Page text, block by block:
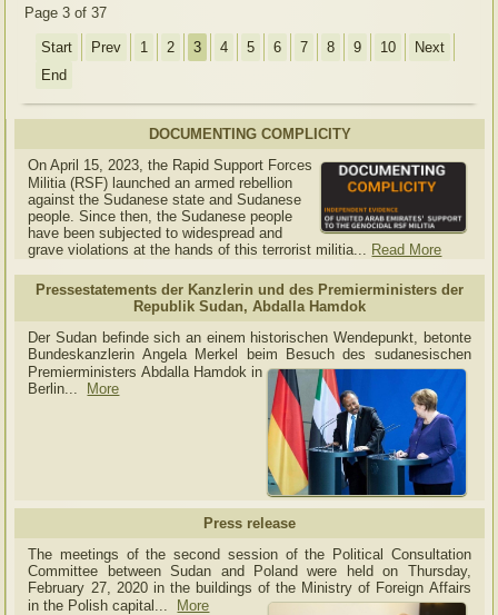
Page 3 of 37
Start Prev 1 2 3 4 5 6 7 8 9 10
Next
End
DOCUMENTING COMPLICITY
On April 15, 2023, the Rapid Support Forces
Militia (RSF) launched an armed rebellion
against the Sudanese state and Sudanese
people. Since then, the Sudanese people
have been subjected to widespread and
grave violations at the hands of this terrorist militia... Read More
Pressestatements der Kanzlerin und des Premierministers der
Republik Sudan, Abdalla Hamdok
Der Sudan befinde sich an einem historischen Wendepunkt, betonte
Bundeskanzlerin Angela Merkel beim Besuch des sudanesischen
Premierministers Abdalla Hamdok in
Berlin...
More
Press release
The meetings of the second session of the Political Consultation
Committee between Sudan and Poland were held on Thursday,
February 27, 2020 in the buildings of the Ministry of Foreign Affairs
in the Polish capital.
More